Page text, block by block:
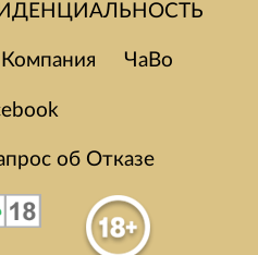
Компания ЧаВо
об Отказе